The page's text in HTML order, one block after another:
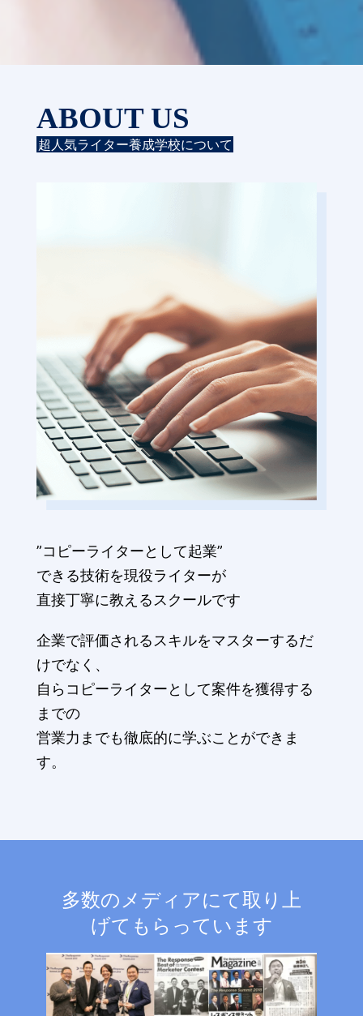
ABOUT US
超人気ライター養成学校について
”コピーライターとして起業”
できる技術を現役ライターが
直接丁寧に教えるスクールです
企業で評価されるスキルをマスターするだ
けでなく、
自らコピーライターとして案件を獲得する
までの
営業力までも徹底的に学ぶことができま
す。
多数のメディアにて取り上
げてもらっています